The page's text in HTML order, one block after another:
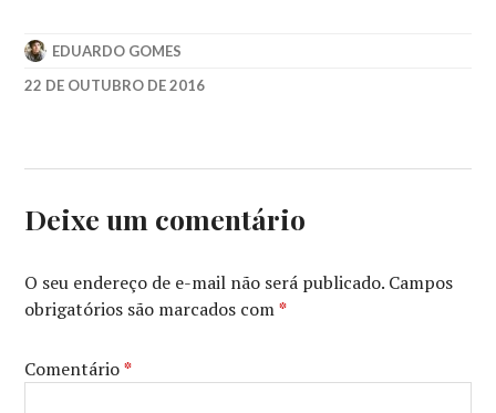
EDUARDO GOMES
22 DE OUTUBRO DE 2016
PAULO
MARCO
MOSTRA
SP,
INTERNACIONAL
DE
Deixe um comentário
O seu endereço de e-mail não será publicado. Campos
obrigatórios são marcados com*
Comentário*